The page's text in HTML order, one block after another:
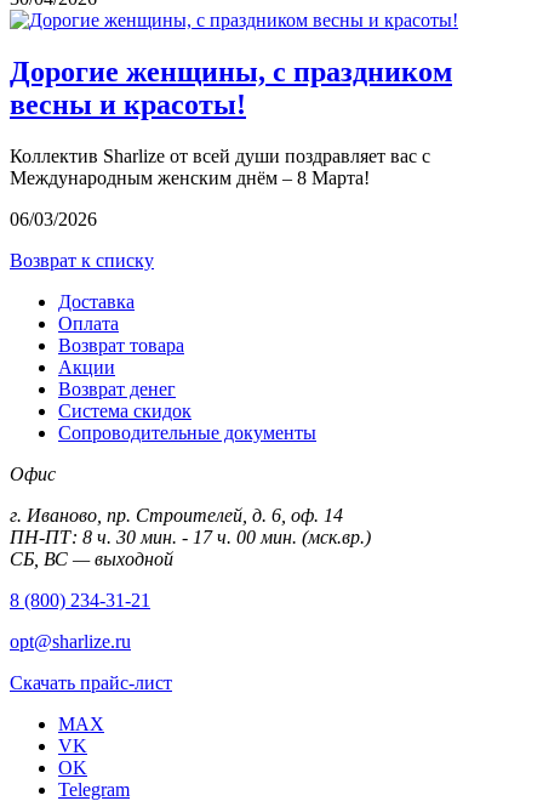
Дорогие женщины, с праздником
весны и красоты!
Коллектив Sharlize от всей души поздравляет вас с
Международным женским днём – 8 Марта!
06/03/2026
Возврат к списку
Доставка
Оплата
Возврат товара
Акции
Возврат денег
Система скидок
Сопроводительные документы
Офис
г. Иваново, пр. Строителей, д. 6, оф. 14
ПН-ПТ: 8 ч. 30 мин. - 17 ч. 00 мин. (мск.вр.)
СБ, ВС — выходной
8 (800) 234-31-21
opt@sharlize.ru
Скачать прайс-лист
MAX
VK
OK
Telegram